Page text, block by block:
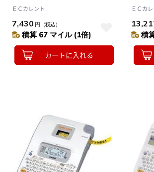
ラ」PRO スマホ対応 18mm幅対
ＥＣカレント
7,430 円 （税込）
積算 67 マイル (1倍)
カートに入れる
テプラ
ＥＣカ
積